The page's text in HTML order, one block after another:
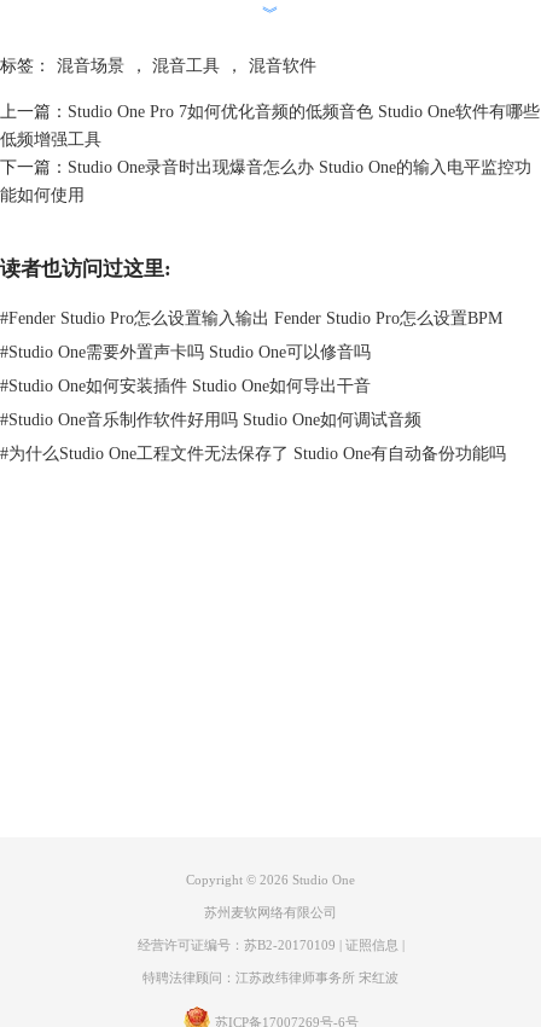
插件，我们可以使用Compressor插件来控制动态。插件其中有非常多的参
分压下来，让整体动态范围变小，音量更均衡。扩展（Expansion）把音
量最小的部分拉低一些，增加动态范围，让声音更有起伏。限制
（Limiting）给音量设置天花板，最大就这么大了。在实际操作当中，具
体设置参数就需要我们根据素材和目标来进行调整，如果觉得太复杂，我
们还可以直接使用当中的预设。
︾
标签： 混音场景 ， 混音工具 ， 混音软件
上一篇： Studio One Pro 7如何优化音频的低频音色 Studio One软件有哪些
低频增强工具
下一篇： Studio One录音时出现爆音怎么办 Studio One的输入电平监控功
能如何使用
读者也访问过这里:
#Fender Studio Pro怎么设置输入输出 Fender Studio Pro怎么设置BPM
#Studio One需要外置声卡吗 Studio One可以修音吗
#Studio One如何安装插件 Studio One如何导出干音
#Studio One音乐制作软件好用吗 Studio One如何调试音频
#为什么Studio One工程文件无法保存了 Studio One有自动备份功能吗
Copyright © 2026 Studio One
苏州麦软网络有限公司
经营许可证编号：苏B2-20170109 证照信息
特聘法律顾问：江苏政纬律师事务所 宋红波
苏ICP备17007269号-6号